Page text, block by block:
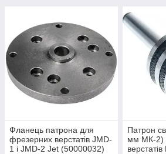
Фланець патрона для
фрезерних верстатів JMD-
1 і JMD-2 Jet (50000032)
Патрон
мм МК-2)